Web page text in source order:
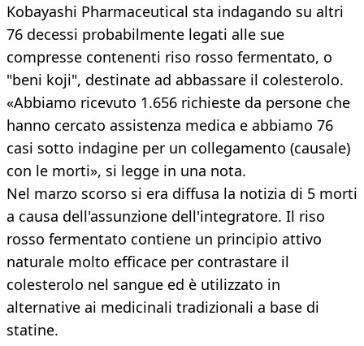
Kobayashi Pharmaceutical sta indagando su altri
76 decessi probabilmente legati alle sue
compresse contenenti riso rosso fermentato, o
"beni koji", destinate ad abbassare il colesterolo.
«Abbiamo ricevuto 1.656 richieste da persone che
hanno cercato assistenza medica e abbiamo 76
casi sotto indagine per un collegamento (causale)
con le morti», si legge in una nota.
Nel marzo scorso si era diffusa la notizia di 5 morti
a causa dell'assunzione dell'integratore. Il riso
rosso fermentato contiene un principio attivo
naturale molto efficace per contrastare il
colesterolo nel sangue ed è utilizzato in
alternative ai medicinali tradizionali a base di
statine.